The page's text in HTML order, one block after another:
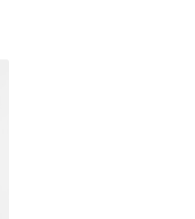
bestelwaarde van €45,00